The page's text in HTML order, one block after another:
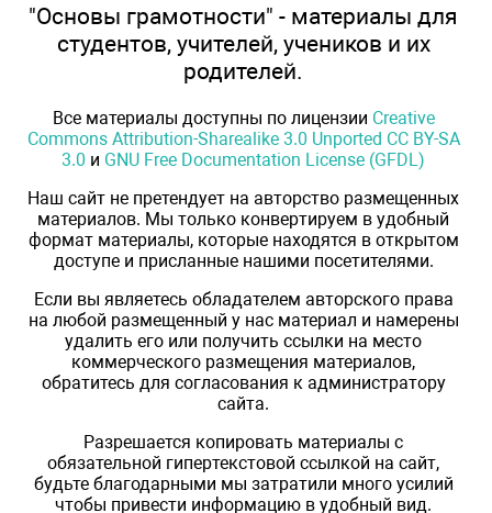
"Основы грамотности" - материалы для
студентов, учителей, учеников и их
родителей.
Все материалы доступны по лицензии Creative
Commons Attribution-Sharealike 3.0 Unported CC BY-SA
3.0 и GNU Free Documentation License (GFDL)
Наш сайт не претендует на авторство размещенных
материалов. Мы только конвертируем в удобный
формат материалы, которые находятся в открытом
доступе и присланные нашими посетителями.
Если вы являетесь обладателем авторского права
на любой размещенный у нас материал и намерены
удалить его или получить ссылки на место
коммерческого размещения материалов,
обратитесь для согласования к администратору
сайта.
Разрешается копировать материалы с
обязательной гипертекстовой ссылкой на сайт,
будьте благодарными мы затратили много усилий
чтобы привести информацию в удобный вид.